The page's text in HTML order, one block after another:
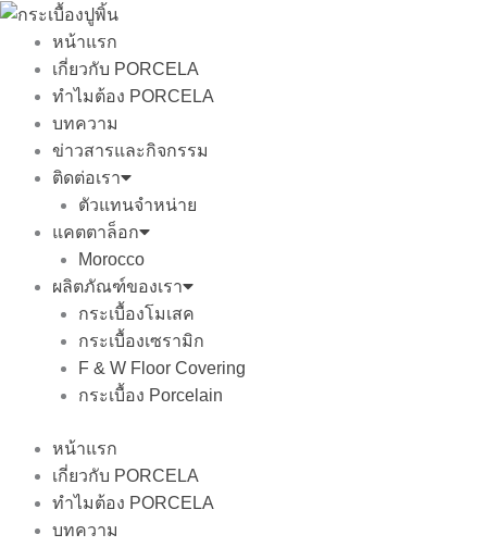
Skip
content
หน้าแรก
เกี่ยวกับ PORCELA
ทำไมต้อง PORCELA
บทความ
ข่าวสารและกิจกรรม
ติดต่อเรา
ตัวแทนจำหน่าย
แคตตาล็อก
Morocco
ผลิตภัณฑ์ของเรา
กระเบื้องโมเสค
กระเบื้องเซรามิก
F & W Floor Covering
กระเบื้อง Porcelain
หน้าแรก
เกี่ยวกับ PORCELA
ทำไมต้อง PORCELA
บทความ